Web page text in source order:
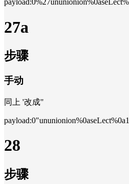
27a
步骤
手动
同上 '改成"
28
步骤